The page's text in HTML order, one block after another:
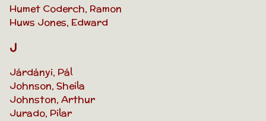
Humet Coderch, Ramon
Huws Jones, Edward
J
Járdányi, Pál
Johnson, Sheila
Johnston, Arthur
Jurado, Pilar